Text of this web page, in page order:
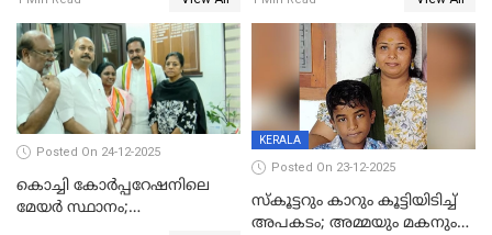
കൊച്ചുമകനും സുഹൃത്തും
അറസ്റ്റിൽ
മരിച്ചു
Posted On 24-12-2025
കൊച്ചി കോര്‍പ്പറേഷനിലെ
മേയര്‍ സ്ഥാനം;
KERALA
Posted On 23-12-2025
സ്കൂട്ടറും കാറും കൂട്ടിയിടിച്ച്
അപകടം; അമ്മയും മകനും